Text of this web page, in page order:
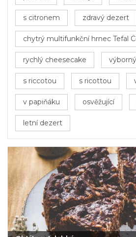
s citronem zdravý dezert
chytrý multifunkční hrnec Tefal
rychlý cheesecake
s riccotou s ricottou
v papiňáku osvěžující
letní dezert